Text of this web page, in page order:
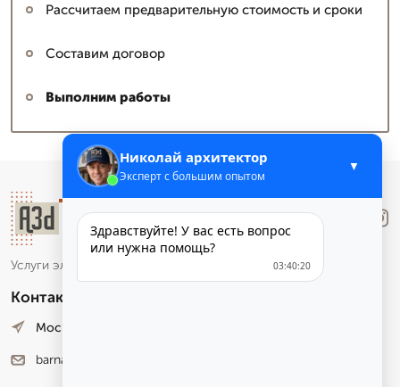
Рассчитаем предварительную стоимость и сроки
Составим договор
Выполним работы
Лучше.Звони
Услуги электронного маркетинга и аналитики
Контакты
Москва, Лесная улица, 4. оф. 12
barnaul@a3d.ru
Николай архитектор
Эксперт с большим опытом
▼
Здравствуйте! У вас есть вопрос
или нужна помощь?
03:40:20